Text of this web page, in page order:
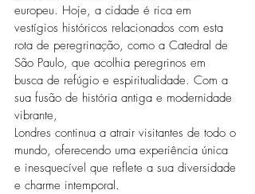
europeu. Hoje, a cidade é rica em
vestígios históricos relacionados com esta
rota de peregrinação, como a Catedral de
São Paulo, que acolhia peregrinos em
busca de refúgio e espiritualidade. Com a
sua fusão de história antiga e modernidade
vibrante,
Londres continua a atrair visitantes de todo o
mundo, oferecendo uma experiência única
e inesquecível que reflete a sua diversidade
e charme intemporal.